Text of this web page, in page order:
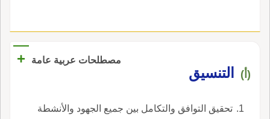
مصطلحات عربية عامة +
(أ) التنسيق
تحقيق التوافق والتكامل بين جميع الجهود والأنشطة